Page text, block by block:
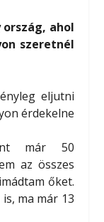
ország, ahol
szeretnél
eljutni
érdekelne
már 50
az összes
őket.
ma már 13